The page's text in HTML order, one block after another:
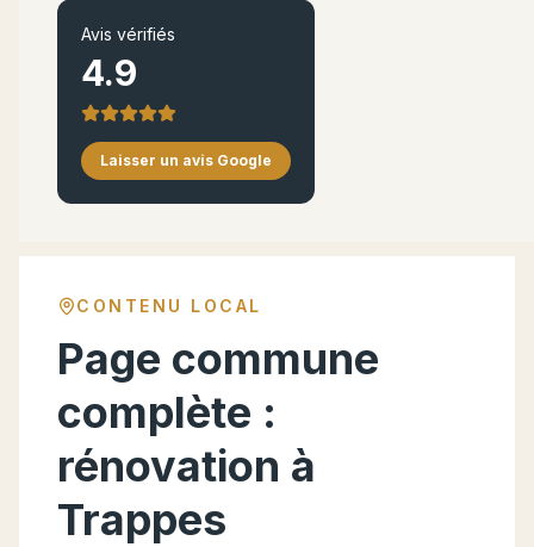
Avis vérifiés
4.9
Laisser un avis Google
CONTENU LOCAL
Page commune
complète :
rénovation à
Trappes